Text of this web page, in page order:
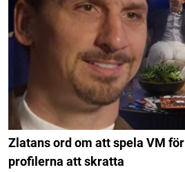
Zlatans ord om att spela VM
profilerna att skratta